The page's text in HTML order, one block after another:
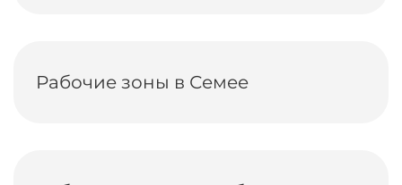
Рабочие зоны в Семее